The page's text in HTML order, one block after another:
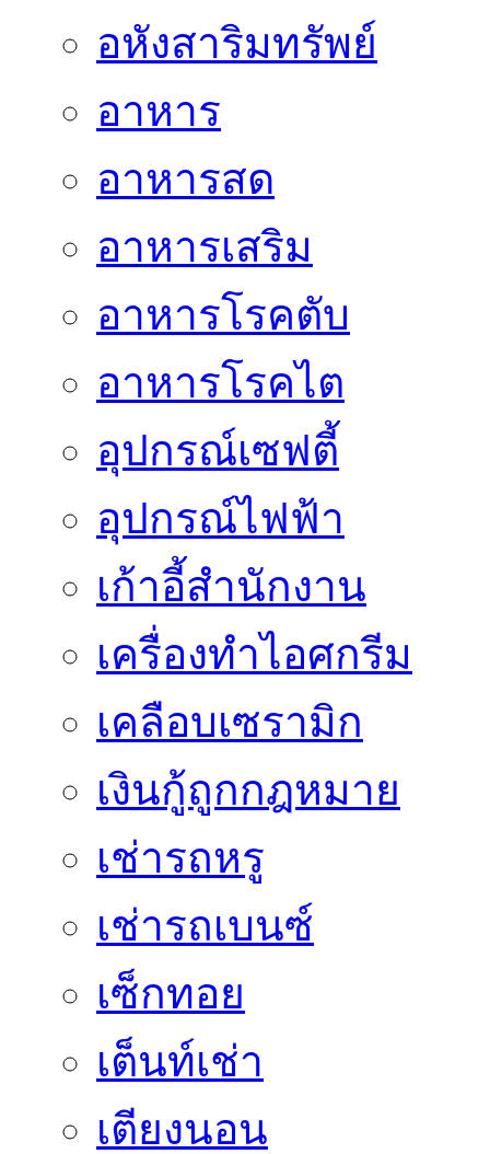
อหังสาริมทรัพย์
อาหาร
อาหารสด
อาหารเสริม
อาหารโรคตับ
อาหารโรคไต
อุปกรณ์เซฟตี้
อุปกรณ์ไฟฟ้า
เก้าอี้สำนักงาน
เครื่องทำไอศกรีม
เคลือบเซรามิก
เงินกู้ถูกกฎหมาย
เช่ารถหรู
เช่ารถเบนซ์
เซ็กทอย
เต็นท์เช่า
เตียงนอน